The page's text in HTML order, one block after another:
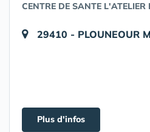
CENTRE DE SANTE L'ATELIER
29410 - PLOUNEOUR
Plus d'infos